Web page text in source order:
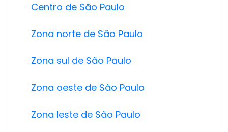
Centro de São Paulo
Zona norte de São Paulo
Zona sul de São Paulo
Zona oeste de São Paulo
Zona leste de São Paulo